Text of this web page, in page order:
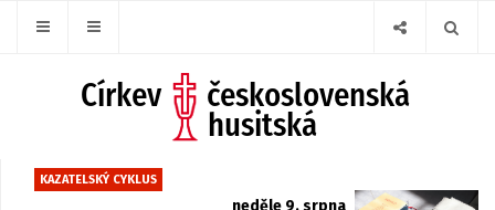
KAZATELSKÝ CYKLUS
neděle 9. srpna